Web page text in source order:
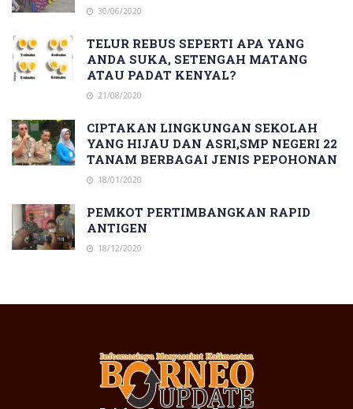
30/06/2020
TELUR REBUS SEPERTI APA YANG
ANDA SUKA, SETENGAH MATANG
ATAU PADAT KENYAL?
21/08/2020
CIPTAKAN LINGKUNGAN SEKOLAH
YANG HIJAU DAN ASRI,SMP NEGERI 22
TANAM BERBAGAI JENIS PEPOHONAN
18/01/2020
PEMKOT PERTIMBANGKAN RAPID
ANTIGEN
18/12/2020